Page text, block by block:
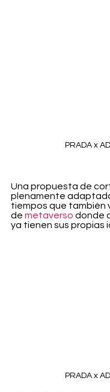
PRADA x
Una propuesta de
plenamente
tiempos que también
de metaverso donde
ya tienen sus propias
PRADA x